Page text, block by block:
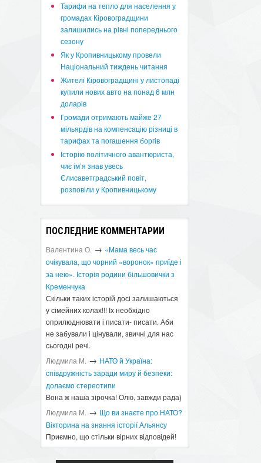
​Тарифи на тепло для населення у
громадах Кіровоградщини
залишились на рівні попереднього
сезону
​Як у Кропивницькому провели
Національний тиждень читання
​Жителі Кіровоградщині у листопаді
купили нових авто на понад 6 млн
доларів
​Громади отримають майже 27
мільярдів на компенсацію різниці в
тарифах та погашення боргів
Історію політичного авантюриста,
чиє ім’я знав увесь
Єлисаветградський повіт,
розповіли у Кропивницькому
ПОСЛЕДНИЕ КОММЕНТАРИИ
Валентина О. → «Мама весь час
очікувала, що чорний «воронок» приїде і
за нею». Історія родини більшовички з
Кременчука
Скільки таких історій досі залишаються
у сімейних колах!!! Іх необхідно
оприлюднювати і писати- писати. Аби
не забували і цінували, звичні для нас
сьогодні речі.
Людмила М. → ​НАТО й Україна:
співдружність заради миру й безпеки:
долаємо стереотипи
Вона ж наша зірочка! Олю, завжди рада)
Людмила М. → Що ви знаєте про НАТО?
Вікторина на знання історії Альянсу ​
Приємно, що стільки вірних відповідей!